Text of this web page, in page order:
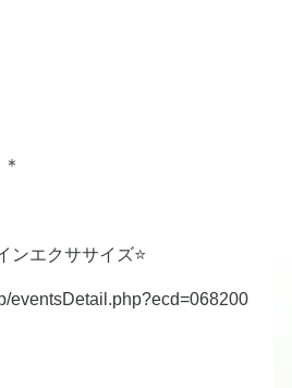
ンエクササイズ⭐️
eventsDetail.php?ecd=068200